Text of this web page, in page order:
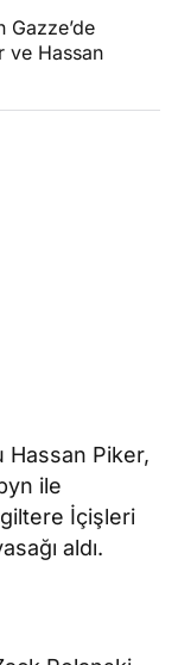
Gazze’de
ve Hassan
Hassan Piker,
ile
İçişleri
aldı.